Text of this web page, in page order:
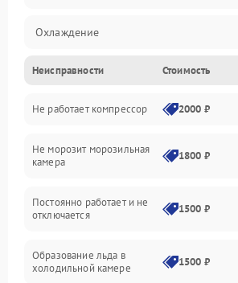
Охлаждение
Механика
Электропитание
Дренаж
Неисправности Стоимость
Не работает компрессор 2000 ₽
Не морозит морозильная
камера
1800 ₽
Постоянно работает и не
отключается
1500 ₽
Образование льда в
холодильной камере
1500 ₽